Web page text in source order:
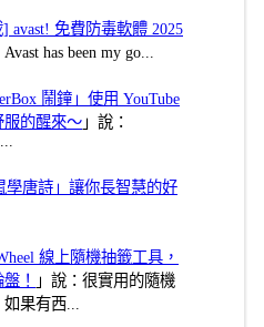
avast! 免費防毒軟體 2025
has been my go...
鬧鐘」使用 YouTube
服的醒來～ 」說：
學唐詩」讓你長智慧的好
線上隨機抽籤工具，
！
」說：很實用的隨機
果有西...